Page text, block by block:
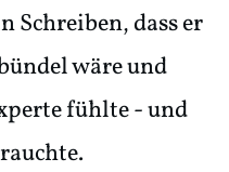
Schreiben, dass er
wäre und
fühlte - und